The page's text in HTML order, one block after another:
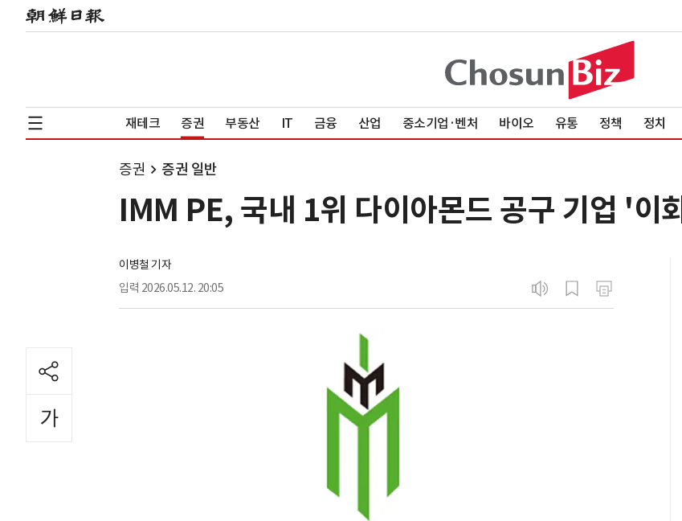
재테크 증권 부동산 IT 금융 산업 중소기업·벤처 바이오 유통 정책 정치
증권 증권 일반
IMM PE, 국내 1위 다이아몬드 공구 기업 '이
이병철 기자
입력 2026.05.12. 20:05